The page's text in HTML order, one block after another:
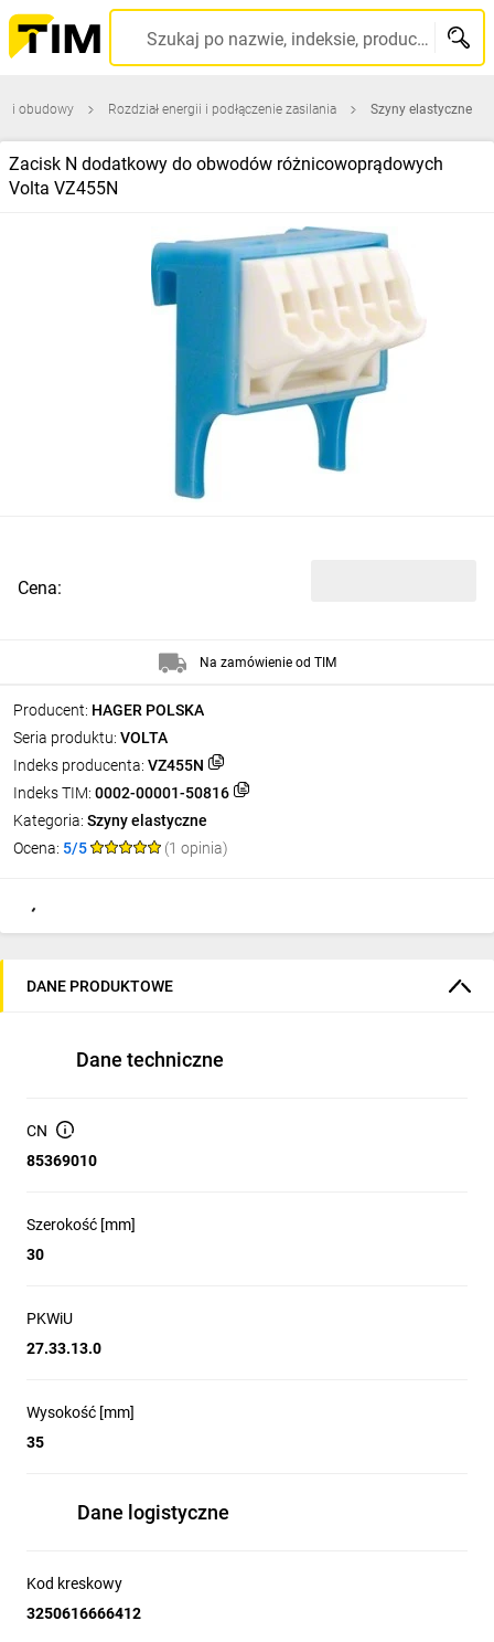
Szukaj po nazwie, indeksie, producencie, kodzie kreskowym...
i obudowy Rozdział energii i podłączenie zasilania Szyny elastyczne
Zacisk N dodatkowy do obwodów różnicowoprądowych
Volta VZ455N
Producent: HAGER POLSKA
Seria produktu: VOLTA
Indeks producenta: VZ455N
Indeks TIM: 0002-00001-50816
Kategoria: Szyny elastyczne
Ocena: 5/5 (1 opinia)
Cena:
Na zamówienie od TIM
DANE PRODUKTOWE
Dane techniczne
CN
85369010
Szerokość [mm]
30
PKWiU
27.33.13.0
Wysokość [mm]
35
Dane logistyczne
Kod kreskowy
3250616666412